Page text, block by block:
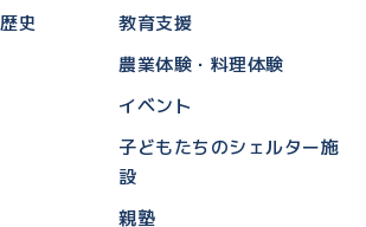
史
教育支援
農業体験・料理体験
イベント
子どもたちのシェルター施
設
親塾